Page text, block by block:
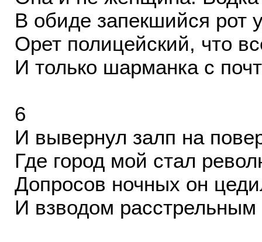
В обиде запекшийся рот
Орет полицейский, что
И только шарманка с
6
И вывернул залп на
Где город мой стал
Допросов ночных он
И взводом